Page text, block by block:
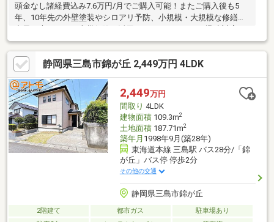
頭金なし諸経費込み7.6万円/月でご購入可能！またご購入後も5
年、10年先の外壁塗装やシロアリ予防、小規模・大規模な修繕、
可能です。
静岡県三島市錦が丘 2,449万円 4LDK
2,449万円
間取り 4LDK
建物面積109.3m2
土地面積187.71m2
築年月 1998年9月(築28年)
東海道本線 三島駅 バス28分/「錦
が丘」バス停 停歩2分
その他の交通
静岡県三島市錦が丘
2階建て 都市ガス
駐車場あり